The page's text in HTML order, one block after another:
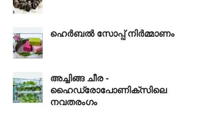
ഹെർബൽ സോപ്പ് നിർമ്മാണം
അച്ചിങ്ങ ചീര -
ഹൈഡ്രോപോണിക്‌സിലെ
നവതരംഗം